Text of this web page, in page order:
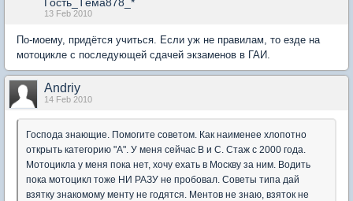
13 Feb 2010
По-моему, придётся учиться. Если уж не правилам, то езде на
мотоцикле с последующей сдачей экзаменов в ГАИ.
Andriy
14 Feb 2010
Господа знающие. Помогите советом. Как наименее хлопотно
открыть категорию "А". У меня сейчас В и С. Стаж с 2000 года.
Мотоцикла у меня пока нет, хочу ехать в Москву за ним. Водить
пока мотоцикл тоже НИ РАЗУ не пробовал. Советы типа дай
взятку знакомому менту не годятся. Ментов не знаю, взяток не